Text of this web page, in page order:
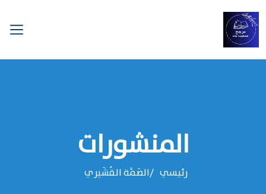
المنشورات
رئيسي ‌‌الصَمَّة القُشَيري